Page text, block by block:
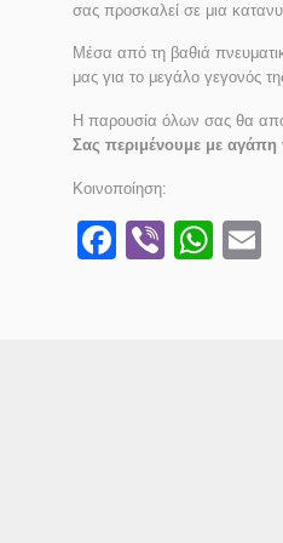
σας προσκαλεί σε μια
Μέσα από τη βαθιά
μας για το μεγάλο γεγονός
Η παρουσία όλων σας θα
Σας περιμένουμε με αγάπη
Κοινοποίηση:
Facebook
Viber